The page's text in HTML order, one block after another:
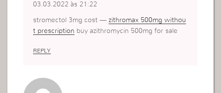
03.03.2022 às 21:22
stromectol 3mg cost —zithromax 500mg withou
t prescription buy azithromycin 500mg for sale
REPLY